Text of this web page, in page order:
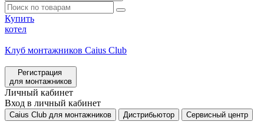
Купить
котел
Клуб монтажников Caius Club
Регистрация
для монтажников
Личный кабинет
Вход в личный кабинет
Caius Club для монтажников Дистрибьютор Сервисный центр